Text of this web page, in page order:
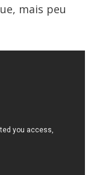
mais peu